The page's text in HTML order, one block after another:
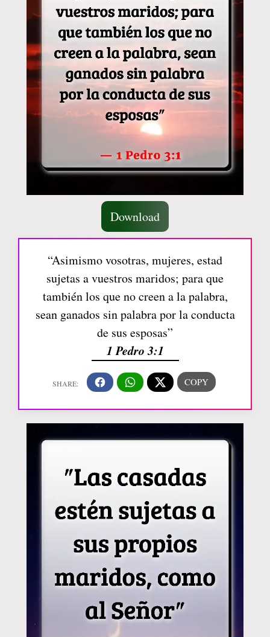
Download
“Asimismo vosotras, mujeres, estad
sujetas a vuestros maridos; para que
también los que no creen a la palabra,
sean ganados sin palabra por la conducta
de sus esposas”
1 Pedro 3:1